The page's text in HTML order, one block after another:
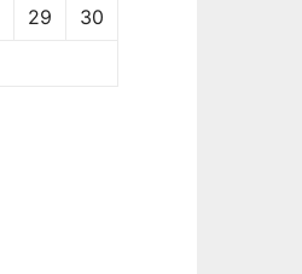
29
30